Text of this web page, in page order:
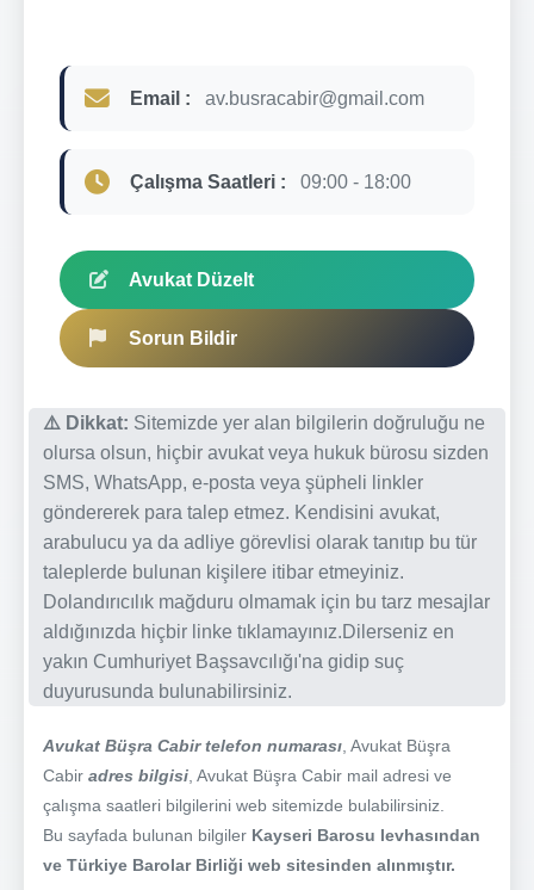
Email : av.busracabir@gmail.com
Çalışma Saatleri : 09:00 - 18:00
Avukat Düzelt
Sorun Bildir
⚠️ Dikkat: Sitemizde yer alan bilgilerin doğruluğu ne
olursa olsun, hiçbir avukat veya hukuk bürosu sizden
SMS, WhatsApp, e-posta veya şüpheli linkler
göndererek para talep etmez. Kendisini avukat,
arabulucu ya da adliye görevlisi olarak tanıtıp bu tür
taleplerde bulunan kişilere itibar etmeyiniz.
Dolandırıcılık mağduru olmamak için bu tarz mesajlar
aldığınızda hiçbir linke tıklamayınız.Dilerseniz en
yakın Cumhuriyet Başsavcılığı'na gidip suç
duyurusunda bulunabilirsiniz.
Avukat Büşra Cabir telefon numarası , Avukat Büşra
Cabir adres bilgisi , Avukat Büşra Cabir mail adresi ve
çalışma saatleri bilgilerini web sitemizde bulabilirsiniz.
Bu sayfada bulunan bilgiler Kayseri Barosu levhasından
ve Türkiye Barolar Birliği web sitesinden alınmıştır.